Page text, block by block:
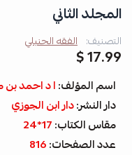
المجلد الثاني
التصنيف: الفقه الحنبلي
17.99 $
اسم المؤلف:ا د احمد
دار النشر:دار ابن الجوزي
مقاس الكتاب:17*24
عدد الصفحات:816